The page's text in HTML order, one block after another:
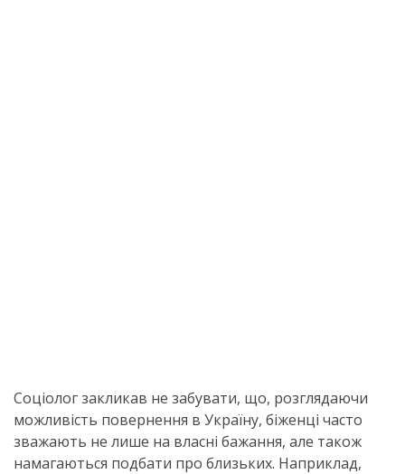
Соціолог закликав не забувати, що, розглядаючи
можливість повернення в Україну, біженці часто
зважають не лише на власні бажання, але також
намагаються подбати про близьких. Наприклад,